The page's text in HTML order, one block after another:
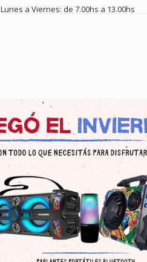
Lunes a Viernes: de 7.00hs a 13.00hs